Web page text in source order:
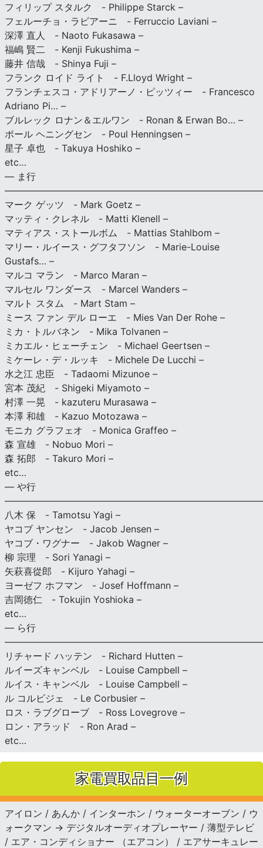
フィリップ スタルク - Philippe Starck –
フェルーチョ・ラビアーニ - Ferruccio Laviani –
深澤 直人 - Naoto Fukasawa –
福嶋 賢二 - Kenji Fukushima –
藤井 信哉 - Shinya Fuji –
フランク ロイド ライト - F.Lloyd Wright –
フランチェスコ・アドリアーノ・ピッツィー - Francesco
Adriano Pi… –
ブルレック ロナン＆エルワン - Ronan & Erwan Bo… –
ポール ヘニングセン - Poul Henningsen –
星子 卓也 - Takuya Hoshiko –
etc…
— ま行
マーク ゲッツ - Mark Goetz –
マッティ・クレネル - Matti Klenell –
マティアス・ストールボム - Mattias Stahlbom –
マリー・ルイース・グフタフソン - Marie-Louise
Gustafs… –
マルコ マラン - Marco Maran –
マルセル ワンダース - Marcel Wanders –
マルト スタム - Mart Stam –
ミース ファン デル ローエ - Mies Van Der Rohe –
ミカ・トルバネン - Mika Tolvanen –
ミカエル・ヒェーチェン - Michael Geertsen –
ミケーレ・デ・ルッキ - Michele De Lucchi –
水之江 忠臣 - Tadaomi Mizunoe –
宮本 茂紀 - Shigeki Miyamoto –
村澤 一晃 - kazuteru Murasawa –
本澤 和雄 - Kazuo Motozawa –
モニカ グラフェオ - Monica Graffeo –
森 宣雄 - Nobuo Mori –
森 拓郎 - Takuro Mori –
etc…
— や行
八木 保 - Tamotsu Yagi –
ヤコブ ヤンセン - Jacob Jensen –
ヤコブ・ワグナー - Jakob Wagner –
柳 宗理 - Sori Yanagi –
矢萩喜從郎 - Kijuro Yahagi –
ヨーゼフ ホフマン - Josef Hoffmann –
吉岡徳仁 - Tokujin Yoshioka –
etc…
— ら行
リチャード ハッテン - Richard Hutten –
ルイーズキャンベル - Louise Campbell –
ルイス・キャンベル - Louise Campbell –
ル コルビジェ - Le Corbusier –
ロス・ラブグローブ - Ross Lovegrove –
ロン・アラッド - Ron Arad –
etc…
家電買取品目一例
アイロン / あんか / インターホン / ウォーターオーブン / ウ
ォークマン → デジタルオーディオプレーヤー / 薄型テレビ
/ エア・コンディショナー （エアコン） / エアサーキュレー